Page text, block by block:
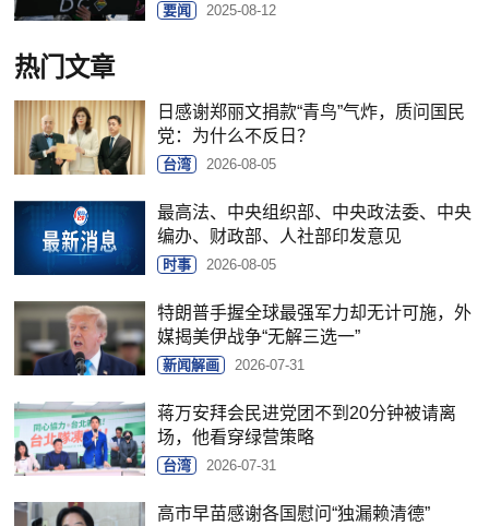
要闻 2025-08-12
热门文章
日感谢郑丽文捐款“青鸟”气炸，质问国民
党：为什么不反日？
台湾 2026-08-05
最高法、中央组织部、中央政法委、中央
编办、财政部、人社部印发意见
时事 2026-08-05
特朗普手握全球最强军力却无计可施，外
媒揭美伊战争“无解三选一”
新闻解画 2026-07-31
蒋万安拜会民进党团不到20分钟被请离
场，他看穿绿营策略
台湾 2026-07-31
高市早苗感谢各国慰问“独漏赖清德”